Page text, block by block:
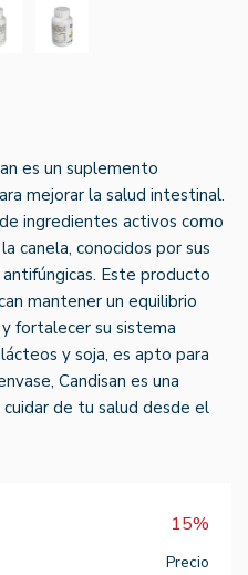
es un suplemento
mejorar la salud intestinal.
ingredientes activos como
canela, conocidos por sus
Este producto
mantener un equilibrio
fortalecer su sistema
y soja, es apto para
Candisan es una
de tu salud desde el
15%
Precio